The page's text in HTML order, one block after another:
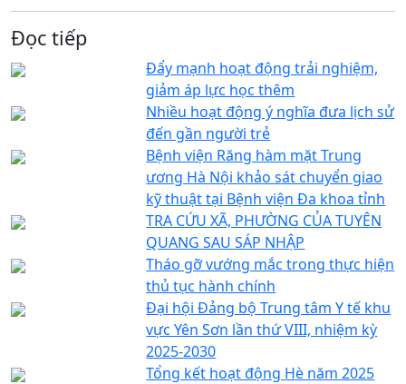
Đọc tiếp
Đẩy mạnh hoạt động trải nghiệm,
giảm áp lực học thêm
Nhiều hoạt động ý nghĩa đưa lịch sử
đến gần người trẻ
Bệnh viện Răng hàm mặt Trung
ương Hà Nội khảo sát chuyển giao
kỹ thuật tại Bệnh viện Đa khoa tỉnh
TRA CỨU XÃ, PHƯỜNG CỦA TUYÊN
QUANG SAU SÁP NHẬP
Tháo gỡ vướng mắc trong thực hiện
thủ tục hành chính
Đại hội Đảng bộ Trung tâm Y tế khu
vực Yên Sơn lần thứ VIII, nhiệm kỳ
2025-2030
Tổng kết hoạt động Hè năm 2025